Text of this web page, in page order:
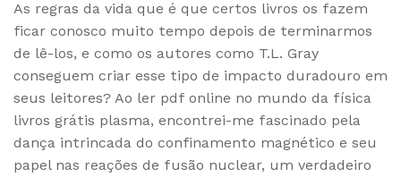
As regras da vida que é que certos livros os fazem
ficar conosco muito tempo depois de terminarmos
de lê-los, e como os autores como T.L. Gray
conseguem criar esse tipo de impacto duradouro em
seus leitores? Ao ler pdf online no mundo da física
livros grátis plasma, encontrei-me fascinado pela
dança intrincada do confinamento magnético e seu
papel nas reações de fusão nuclear, um verdadeiro